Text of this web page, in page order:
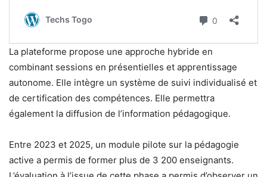
La plateforme propose une approche hybride en
combinant sessions en présentielles et apprentissage
autonome. Elle intègre un système de suivi individualisé et
de certification des compétences. Elle permettra
également la diffusion de l’information pédagogique.
Entre 2023 et 2025, un module pilote sur la pédagogie
active a permis de former plus de 3 200 enseignants.